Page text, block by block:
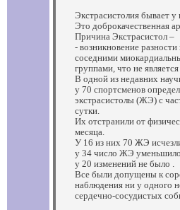
Экстрасистолия бывает у
Это доброкачественная
Причина Экстрасистол –
- возникновение
соседними
группами, что не является
В одной из недавних
у 70 спортсменов
экстрасистолы (ЖЭ) с
сутки.
Их отстранили от
месяца.
У 16 из них 70 ЖЭ
у 34 число ЖЭ
у 20 изменений не было .
Все были допущены к
наблюдения ни у одного
сердечно-сосудистых